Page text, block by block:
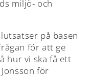
miljö- och
på basen
för att ge
hur vi ska få ett
för